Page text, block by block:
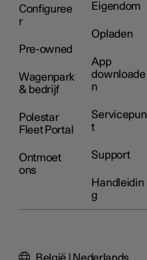
Configuree
r
Pre-owned
Wagenpark
& bedrijf
Polestar
Fleet Portal
Ontmoet
ons
Eigendom
Opladen
App
downloade
n
Servicepun
t
Support
Handleidin
g